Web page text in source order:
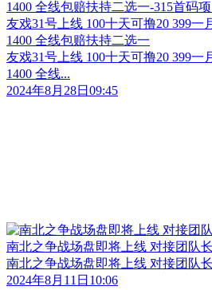
友戏31号上线 100十天可撸20 399一
1400 全线包赔扶持二选一
友戏31号上线 100十天可撸20 399一
1400 全线...
2024年8月28日09:45
南北之争战场盘即将上线 对接团队长
南北之争战场盘即将上线 对接团队长
2024年8月11日10:06